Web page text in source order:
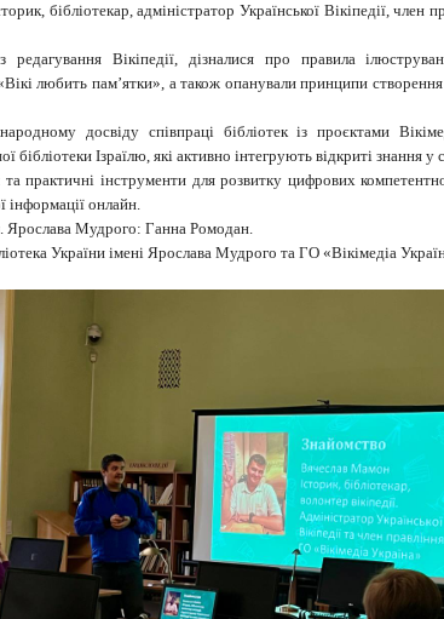
бібліотекар, адміністратор Української Вікіпедії, член
Вікіпедії, дізналися про правила
любить пам’ятки», а також опанували принципи
досвіду співпраці бібліотек із проєктами
бібліотеки Ізраїлю, які активно інтегрують відкриті знання у
практичні інструменти для розвитку цифрових
інформації онлайн.
Ярослава Мудрого: Ганна Ромодан.
України імені Ярослава Мудрого та ГО «Вікімедіа